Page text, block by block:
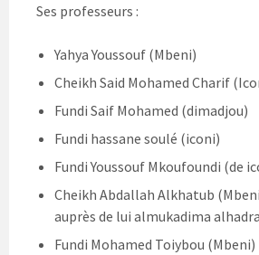
Ses professeurs :
Yahya Youssouf (Mbeni)
Cheikh Said Mohamed Charif
Fundi Saif Mohamed (dimadjou)
Fundi hassane soulé (iconi)
Fundi Youssouf Mkoufoundi (de
Cheikh Abdallah Alkhatub
auprès de lui almukadima
Fundi Mohamed Toiybou